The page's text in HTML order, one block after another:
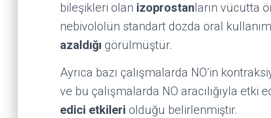
bileşikleri olan izoprostanların vücutta
nebivololün standart dozda oral
azaldığı görülmüştür.
Ayrıca bazı çalışmalarda NO’in
ve bu çalışmalarda NO aracılığıyla etki
edici etkileri olduğu belirlenmiştir.